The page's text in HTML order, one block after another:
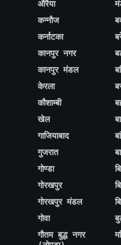
औरैया
कन्नौज
कर्नाटका
कानपुर नगर
कानपुर मंडल
केरला
कौशाम्बी
खेल
गाजियाबाद
गुजरात
गोण्डा
गोरखपुर
गोरखपुर मंडल
गोवा
गौतम बुद्ध नगर